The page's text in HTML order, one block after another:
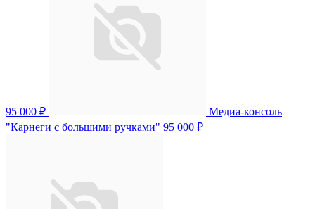
95 000 ₽
Медиа-консоль
"Карнеги с большими ручками" 95 000 ₽